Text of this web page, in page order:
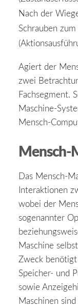
Nach der
Schrauben
Agiert der
zwei
Fachsegment.
Maschine-
Mensch-
Mensch-
Das Mensch-
Interaktionen
wobei der
sogenannter
Maschine
Zweck
Speicher- und
sowie
Maschinen